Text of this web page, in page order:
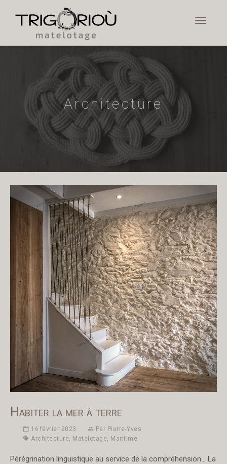
Architecture
Habiter la mer à terre
16 février 2023 Par Pierre-Yves
Architecture Matelotage Maritime
Pérégrination linguistique au service de la compréhension… La